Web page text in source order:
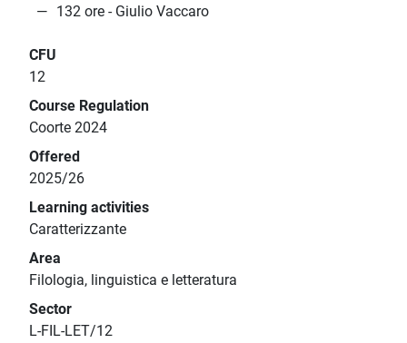
132 ore - Giulio Vaccaro
CFU
12
Course Regulation
Coorte 2024
Offered
2025/26
Learning activities
Caratterizzante
Area
Filologia, linguistica e letteratura
Sector
L-FIL-LET/12